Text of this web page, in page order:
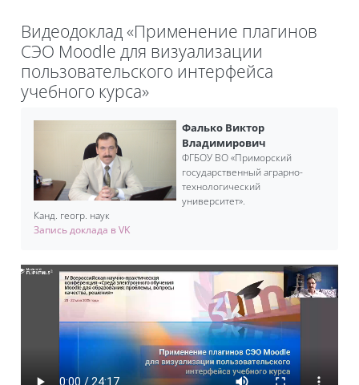
Видеодоклад «Применение плагинов
СЭО Moodle для визуализации
пользовательского интерфейса
учебного курса»
Фалько Виктор
Владимирович
ФГБОУ ВО «Приморский
государственный аграрно-
технологический
университет».
Канд. геогр. наук
Запись доклада в VK